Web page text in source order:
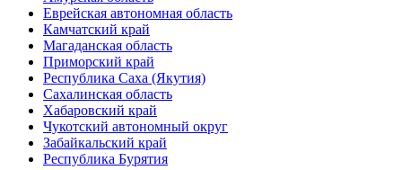
Еврейская автономная область
Камчатский край
Магаданская область
Приморский край
Республика Саха (Якутия)
Сахалинская область
Хабаровский край
Чукотский автономный округ
Забайкальский край
Республика Бурятия